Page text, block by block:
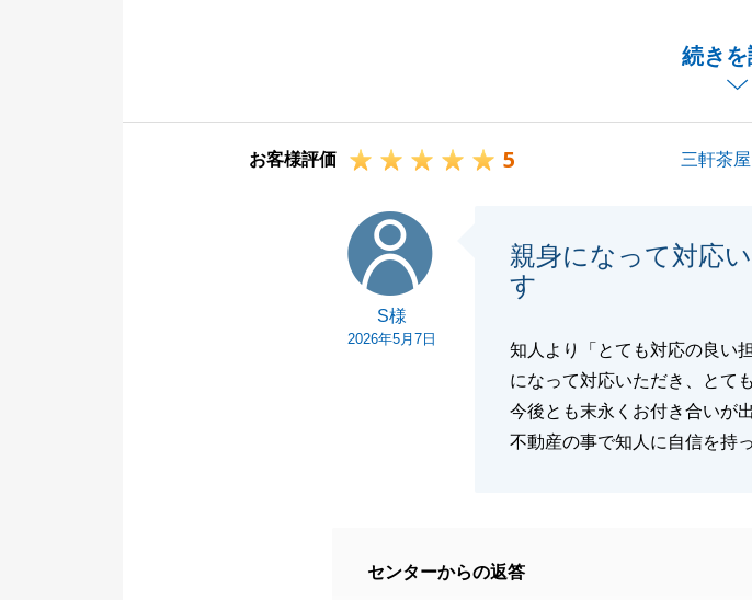
続き
弊社とは何度もお取引を頂いているとの事で再
また気になる物件等ございましたらお気軽にお
お客様評価 5 三軒茶
S様
2026年5月7日
親身になって対応
す
知人より「とても対応の良い
になって対応いただき、とて
今後とも末永くお付き合いが
不動産の事で知人に自信を持
センターからの返答